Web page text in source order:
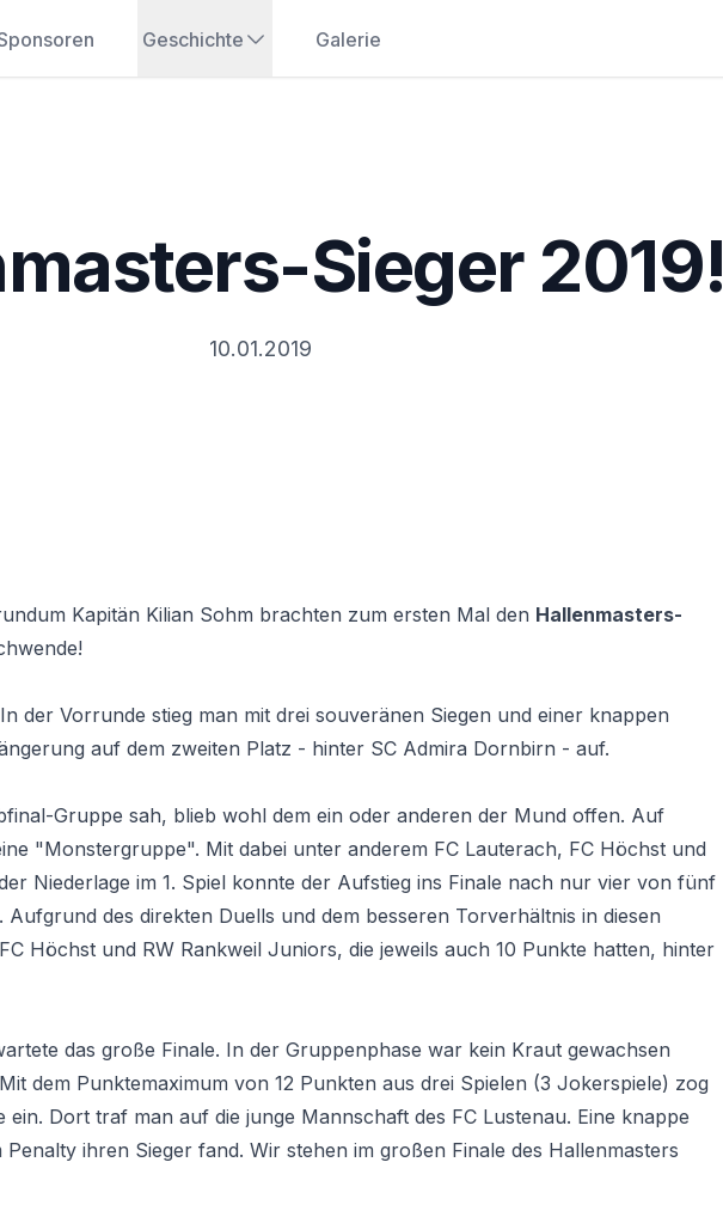
Geschichte Galerie
Sieger 2019!
10.01.2019
Kapitän Kilian Sohm brachten zum ersten Mal den Hallenmasters-
der Vorrunde stieg man mit drei souveränen Siegen und einer knappen
auf dem zweiten Platz - hinter SC Admira Dornbirn - auf.
Gruppe sah, blieb wohl dem ein oder anderen der Mund offen. Auf
"Monstergruppe". Mit dabei unter anderem FC Lauterach, FC Höchst und
Niederlage im 1. Spiel konnte der Aufstieg ins Finale nach nur vier von fünf
Aufgrund des direkten Duells und dem besseren Torverhältnis in diesen
Höchst und RW Rankweil Juniors, die jeweils auch 10 Punkte hatten, hinter
das große Finale. In der Gruppenphase war kein Kraut gewachsen
dem Punktemaximum von 12 Punkten aus drei Spielen (3 Jokerspiele) zog
ein. Dort traf man auf die junge Mannschaft des FC Lustenau. Eine knappe
Penalty ihren Sieger fand. Wir stehen im großen Finale des Hallenmasters